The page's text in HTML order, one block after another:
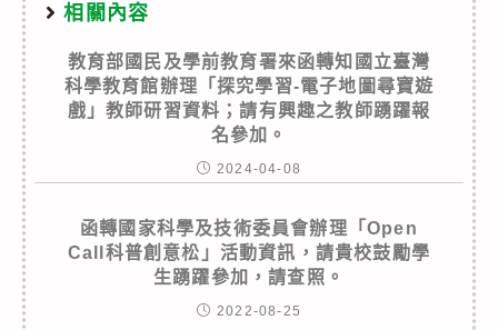
相關內容
教育部國民及學前教育署來函轉知國立臺灣
科學教育館辦理「探究學習-電子地圖尋寶遊
戲」教師研習資料；請有興趣之教師踴躍報
名參加。
2024-04-08
函轉國家科學及技術委員會辦理「Open
Call科普創意松」活動資訊，請貴校鼓勵學
生踴躍參加，請查照。
2022-08-25